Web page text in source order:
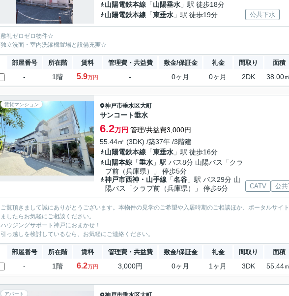
山陽電鉄本線 「山陽垂水 」駅 徒歩18分
山陽電鉄本線 「東垂水 」駅 徒歩19分 公共下水
敷礼ゼロゼロ物件☆
独立洗面・室内洗濯機置場と設備充実☆
部屋番号 所在階 賃料 管理費・共益費 敷金/保証金 礼金 間取り 面積
- 1階 5.9万円 - 0ヶ月 0ヶ月 2DK 38.00
賃貸マンション 神戸市垂水区大町
サンコート垂水
6.2万円 管理/共益費3,000円
55.44㎡ (3DK) /築37年 /3階建
山陽電鉄本線 「東垂水 」駅 徒歩16分
山陽本線 「垂水 」駅 バス8分 山陽バス「クラ
ブ前（兵庫県）」 停歩5分
神戸市西神・山手線 「名谷 」駅 バス29分 山
陽バス「クラブ前（兵庫県）」 停歩6分
CATV 公
ご覧頂きまして誠にありがとうございます。本物件の見学のご希望や入居時期のご相談ほか、ポータルサイ
ましたらお気軽にご相談ください。
ハウジングサポート神戸におまかせ！
引っ越しを検討しているなら、お気軽にご連絡ください。
部屋番号 所在階 賃料 管理費・共益費 敷金/保証金 礼金 間取り 面積
- 1階 6.2万円 3,000円 0ヶ月 1ヶ月 3DK 55.44
アパート